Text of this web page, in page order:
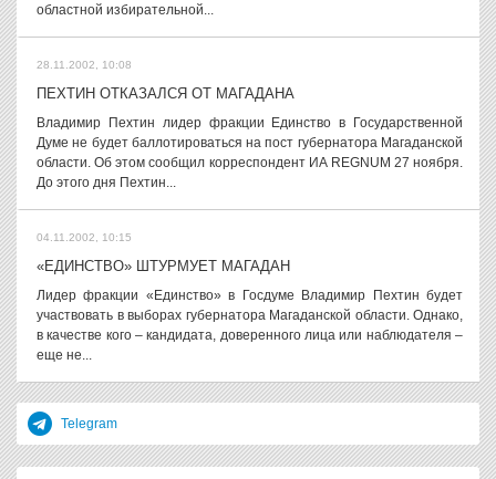
областной избирательной...
28.11.2002, 10:08
ПЕХТИН ОТКАЗАЛСЯ ОТ МАГАДАНА
Владимир Пехтин лидер фракции Единство в Государственной
Думе не будет баллотироваться на пост губернатора Магаданской
области. Об этом сообщил корреспондент ИА REGNUM 27 ноября.
До этого дня Пехтин...
04.11.2002, 10:15
«ЕДИНСТВО» ШТУРМУЕТ МАГАДАН
Лидер фракции «Единство» в Госдуме Владимир Пехтин будет
участвовать в выборах губернатора Магаданской области. Однако,
в качестве кого – кандидата, доверенного лица или наблюдателя –
еще не...
Telegram